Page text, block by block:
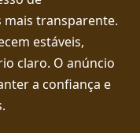
transparente.
estáveis,
claro. O anúncio
a confiança e